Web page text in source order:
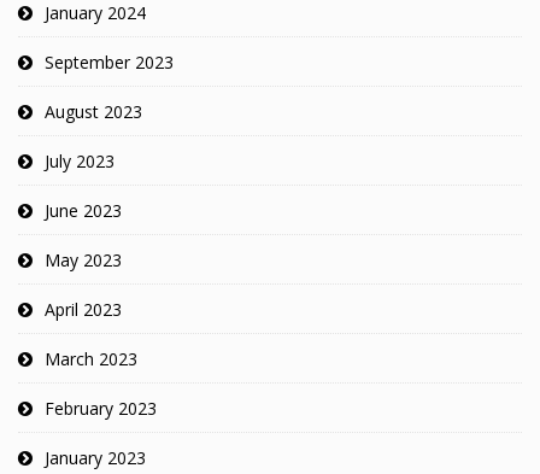
January 2024
September 2023
August 2023
July 2023
June 2023
May 2023
April 2023
March 2023
February 2023
January 2023